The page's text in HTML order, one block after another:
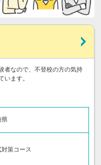
者なので、不登校の方の気持
います。
県
策コース